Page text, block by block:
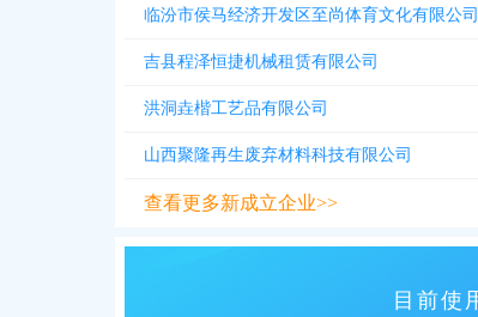
临汾市侯马经济开发区至尚体育文化有限公司
吉县程泽恒捷机械租赁有限公司
洪洞垚楷工艺品有限公司
山西聚隆再生废弃材料科技有限公司
查看更多新成立企业>>
目前使